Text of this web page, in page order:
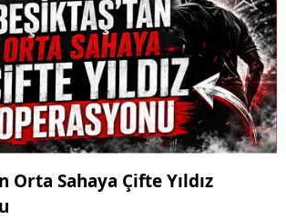
Orta Sahaya Çifte Yıldız